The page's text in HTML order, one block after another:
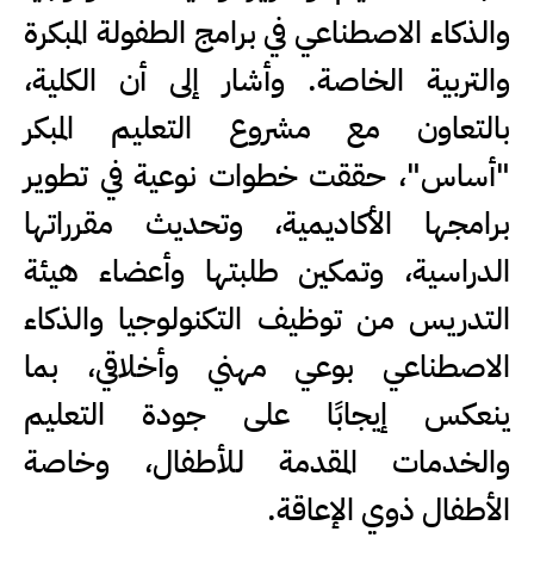
والذكاء الاصطناعي في برامج الطفولة المبكرة
والتربية الخاصة. وأشار إلى أن الكلية،
بالتعاون مع مشروع التعليم المبكر
"أساس"، حققت خطوات نوعية في تطوير
برامجها الأكاديمية، وتحديث مقرراتها
الدراسية، وتمكين طلبتها وأعضاء هيئة
التدريس من توظيف التكنولوجيا والذكاء
الاصطناعي بوعي مهني وأخلاقي، بما
ينعكس إيجابًا على جودة التعليم
والخدمات المقدمة للأطفال، وخاصة
الأطفال ذوي الإعاقة.